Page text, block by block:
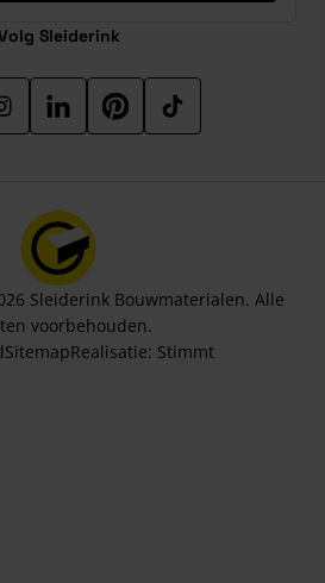
Sleiderink
Sleiderink Bouwmaterialen. Alle
voorbehouden.
SitemapRealisatie: Stimmt